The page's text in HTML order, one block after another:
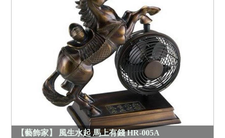
【藝飾家】 風生水起 馬上有錢 HR-005A